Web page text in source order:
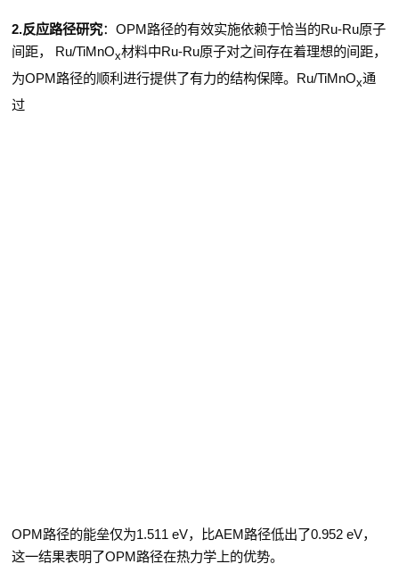
2.反应路径研究： OPM路径的有效实施依赖于恰当的Ru-Ru原子
间距，
Ru/TiMnOx材料中Ru-Ru原子对之间存在着理想的间距，
为OPM路径的顺利进行提供了有力的结构保障。 Ru/TiMnOx通
过
OPM路径的能垒仅为1.511 eV，比AEM路径低出了0.952 eV，
这一结果表明了OPM路径在热力学上的优势。